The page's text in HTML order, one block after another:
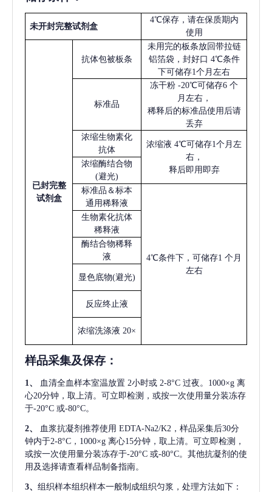
未开封完整试剂盒
4℃保存，请在保质期内
使用
已封完整
试剂盒
抗体包被板条
未用完的板条放回带拉链
铝箔袋，封好口 4℃条件
下可储存1个月左右
标准品
冻干粉 -20℃可储存6 个
月左右，
稀释后的标准品使用后请
丢弃
浓缩生物素化
抗体
浓缩液 4℃可储存1个月左
右，
释后即用即弃
浓缩酶结合物
(避光)
标准品＆标本
通用稀释液
4℃条件下，可储存1 个月
左右
生物素化抗体
稀释液
酶结合物稀释
液
显色底物(避光)
反应终止液
浓缩洗涤液 20×
样品采集及保存 ：
1、 血清全血样本室温放置 2小时或 2-8°C 过夜。1000×g 离
心20分钟，取上清。可立即检测，或按一次使用量分装冻存
于-20°C 或-80°C。
2、 血浆抗凝剂推荐使用 EDTA-Na2/K2，样品采集后30分
钟内于2-8°C，1000×g 离心15分钟，取上清。可立即检测，
或按一次使用量分装冻存于-20°C 或-80°C。其他抗凝剂的使
用及选择请查看样品制备指南。
3、 组织样本组织样本一般制成组织匀浆，处理方法如下：